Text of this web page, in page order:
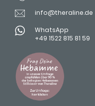
info@theraline.de
WhatsApp
+49 1522 815 81 59